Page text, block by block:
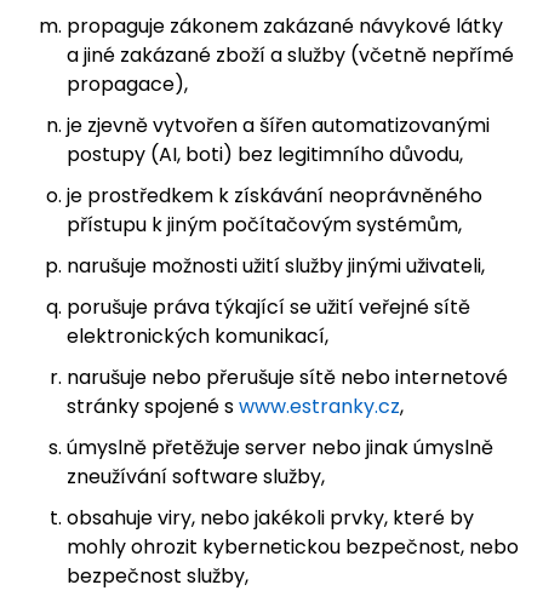
propaguje zákonem zakázané návykové látky
a jiné zakázané zboží a služby (včetně nepřímé
propagace),
je zjevně vytvořen a šířen automatizovanými
postupy (AI, boti) bez legitimního důvodu,
je prostředkem k získávání neoprávněného
přístupu k jiným počítačovým systémům,
narušuje možnosti užití služby jinými uživateli,
porušuje práva týkající se užití veřejné sítě
elektronických komunikací,
narušuje nebo přerušuje sítě nebo internetové
stránky spojené swww.estranky.cz,
úmyslně přetěžuje server nebo jinak úmyslně
zneužívání software služby,
obsahuje viry, nebo jakékoli prvky, které by
mohly ohrozit kybernetickou bezpečnost, nebo
bezpečnost služby,